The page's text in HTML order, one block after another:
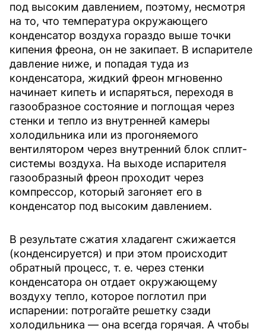
под высоким давлением, поэтому, несмотря
на то, что температура окружающего
конденсатор воздуха гораздо выше точки
кипения фреона, он не закипает. В испарителе
давление ниже, и попадая туда из
конденсатора, жидкий фреон мгновенно
начинает кипеть и испаряться, переходя в
газообразное состояние и поглощая через
стенки и тепло из внутренней камеры
холодильника или из прогоняемого
вентилятором через внутренний блок сплит-
системы воздуха. На выходе испарителя
газообразный фреон проходит через
компрессор, который загоняет его в
конденсатор под высоким давлением.
В результате сжатия хладагент сжижается
(конденсируется) и при этом происходит
обратный процесс, т. е. через стенки
конденсатора он отдает окружающему
воздуху тепло, которое поглотил при
испарении: потрогайте решетку сзади
холодильника — она всегда горячая. А чтобы